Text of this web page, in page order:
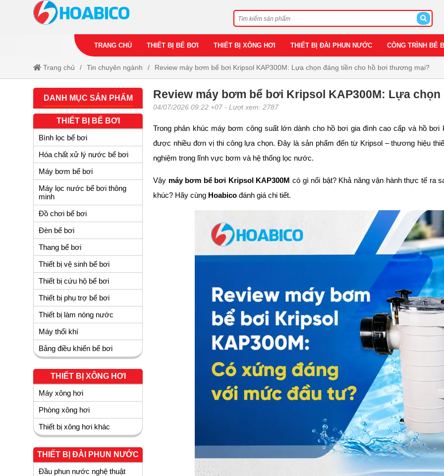
TRANG CHỦ THIẾT BỊ BỂ BƠI THIẾT BỊ XÔNG HƠI THIẾT BỊ ĐÀI PHUN NƯỚC CÔNG TRÌNH BỂ
Trang chủ Tin chuyên ngành Review máy bơm bể bơi Kripsol KAP300M: Lựa chọn đáng tiền cho hồ bơi thương mại?
Review máy bơm bể bơi Kripsol KAP300M: Lựa
04/07/2026 09:22 +07 - Lượt xem: 2787
Trong phân khúc máy bơm công suất lớn dành cho hồ bơi gia đình cao cấp và hồ bơi
được nhiều đơn vị thi công lựa chọn. Đây là sản phẩm đến từ Kripsol – thương hiệu
nghiệm trong lĩnh vực bơm và hệ thống lọc nước.
Vậy máy bơm bể bơi Kripsol KAP300M có gì nổi bật? Khả năng vận hành thực tế ra
khúc? Hãy cùng Hoabicođánh giá chi tiết.
DANH MỤC SẢN PHẨM
THIẾT BỊ BỂ BƠI
Bình lọc bể bơi
Hóa chất xử lý nước bể bơi
Máy bơm bể bơi
Máy lọc nước bể bơi thông
minh
Đồ chơi bể bơi
Đèn bể bơi
Thang bể bơi
Thiết bị vệ sinh bể bơi
Thiết bị cứu hộ bể bơi
Thiết bị phụ trợ bể bơi
Thiết bị làm nóng nước
Máy thổi khí
Bảng điều khiển bể bơi
THIẾT BỊ XÔNG HƠI
Máy xông hơi
Phòng xông hơi
Thiết bị xông hơi khác
THIẾT BỊ ĐÀI PHUN NƯỚC
Đầu phun nước nghệ thuật